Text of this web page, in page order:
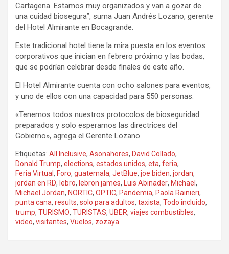
Cartagena. Estamos muy organizados y van a gozar de
una cuidad biosegura”, suma Juan Andrés Lozano, gerente
del Hotel Almirante en Bocagrande.
Este tradicional hotel tiene la mira puesta en los eventos
corporativos que inician en febrero próximo y las bodas,
que se podrían celebrar desde finales de este año.
El Hotel Almirante cuenta con ocho salones para eventos,
y uno de ellos con una capacidad para 550 personas.
«Tenemos todos nuestros protocolos de bioseguridad
preparados y solo esperamos las directrices del
Gobierno», agrega el Gerente Lozano.
Etiquetas: All Inclusive, Asonahores, David Collado,
Donald Trump, elections, estados unidos, eta, feria,
Feria Virtual , Foro, guatemala, JetBlue, joe biden, jordan,
jordan en RD, lebro, lebron james, Luis Abinader, Michael ,
Michael Jordan, NORTIC, OPTIC, Pandemia, Paola Rainieri,
punta cana, results, solo para adultos, taxista, Todo incluido,
trump, TURISMO, TURISTAS, UBER, viajes combustibles,
video, visitantes, Vuelos, zozaya